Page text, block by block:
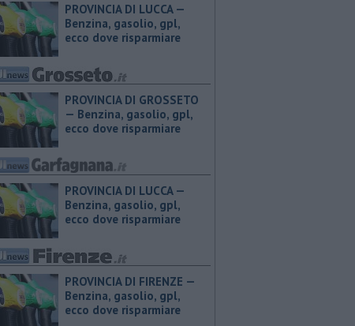
PROVINCIA DI LUCCA — ​
Benzina, gasolio, gpl,
ecco dove risparmiare
PROVINCIA DI GROSSETO
— ​Benzina, gasolio, gpl,
ecco dove risparmiare
PROVINCIA DI LUCCA — ​
Benzina, gasolio, gpl,
ecco dove risparmiare
PROVINCIA DI FIRENZE — ​
Benzina, gasolio, gpl,
ecco dove risparmiare